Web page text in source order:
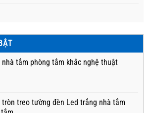
nhà tắm phòng tắm khắc nghệ thuật
tròn treo tường đèn Led trắng nhà tắm